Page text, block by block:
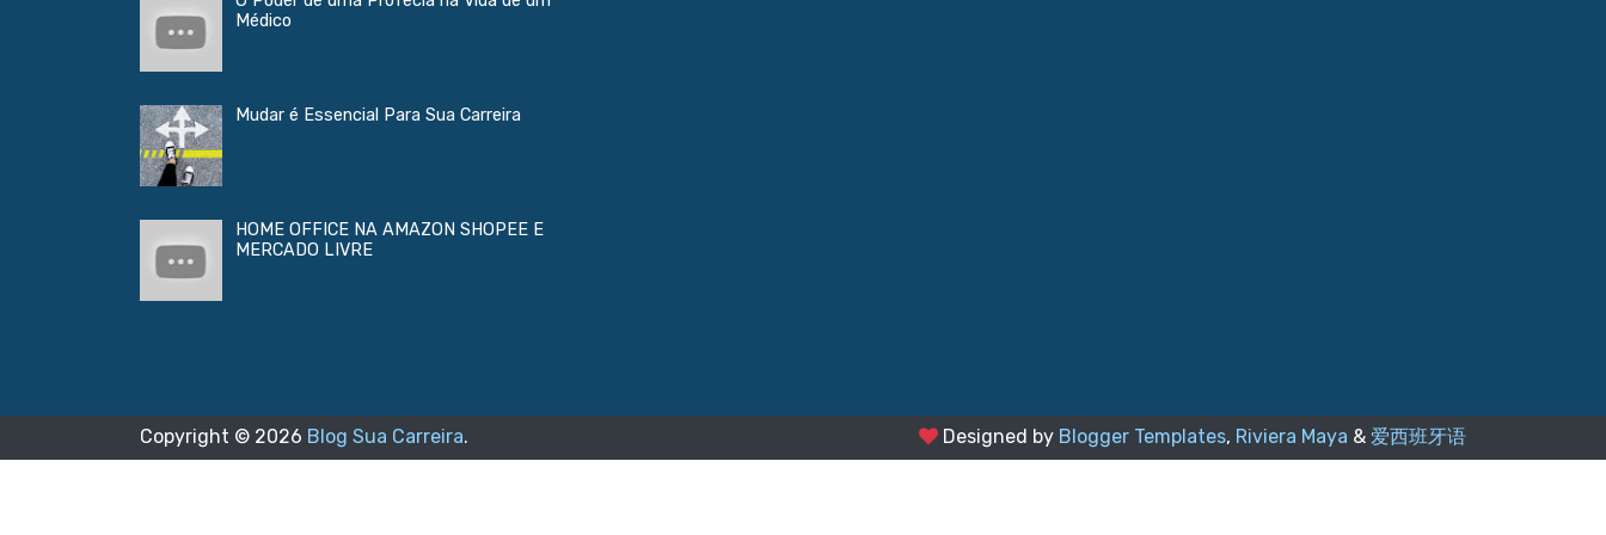
Médico
Mudar é Essencial Para Sua Carreira
HOME OFFICE NA AMAZON SHOPEE E
MERCADO LIVRE
Copyright © 2026 Blog Sua Carreira. Designed by Blogger Templates, Riviera Maya & 爱西班牙语